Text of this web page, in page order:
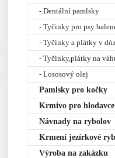
- Dentální pamlsky
- Tyčinky pro psy
- Tyčinky a plátky v
- Tyčinky,plátky na
- Lososový olej
Pamlsky pro kočky
Krmivo pro hlodavce
Návnady na rybolov
Krmení jezírkové
Výroba na zakázku